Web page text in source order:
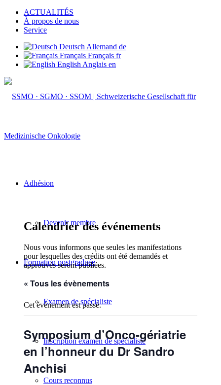
ACTUALITÉS
À propos de nous
Service
Deutsch Allemand de
Français Français fr
English Anglais en
Adhésion
Devenir membre
Formation postgraduée
Examen de spécialiste
Inscription examen de spécialiste
Cours reconnus
Calendrier des événements
Nous vous informons que seules les manifestations
pour lesquelles des crédits ont été demandés et
approuvés seront publiées.
« Tous les évènements
Cet évènement est passé.
Symposium d’Onco-gériatrie
en l’honneur du Dr Sandro
Anchisi